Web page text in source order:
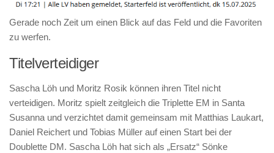
Gerade noch Zeit um einen Blick auf das Feld und die Favoriten
zu werfen.
Titelverteidiger
Sascha Löh und Moritz Rosik können ihren Titel nicht
verteidigen. Moritz spielt zeitgleich die Triplette EM in Santa
Susanna und verzichtet damit gemeinsam mit Matthias Laukart,
Daniel Reichert und Tobias Müller auf einen Start bei der
Doublette DM. Sascha Löh hat sich als „Ersatz“ Sönke